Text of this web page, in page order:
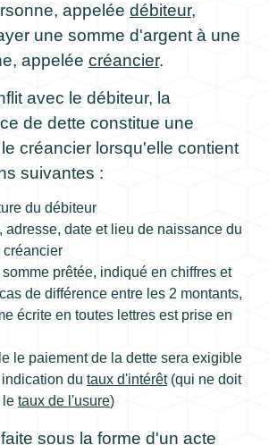
appelée débiteur,
une somme d'argent à une
appelée créancier.
avec le débiteur, la
de dette constitue une
créancier lorsqu'elle contient
suivantes :
du débiteur
adresse, date et lieu de naissance du
créancier
prêtée, indiqué en chiffres et
de différence entre les 2 montants,
écrite en toutes lettres est prise en
le paiement de la dette sera exigible
du taux d'intérêt(qui ne doit
le taux de l'usure)
sous la forme d'un acte